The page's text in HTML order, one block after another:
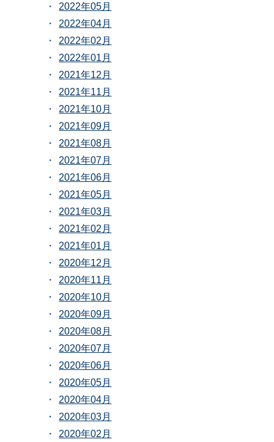
2022年05月
2022年04月
2022年02月
2022年01月
2021年12月
2021年11月
2021年10月
2021年09月
2021年08月
2021年07月
2021年06月
2021年05月
2021年03月
2021年02月
2021年01月
2020年12月
2020年11月
2020年10月
2020年09月
2020年08月
2020年07月
2020年06月
2020年05月
2020年04月
2020年03月
2020年02月